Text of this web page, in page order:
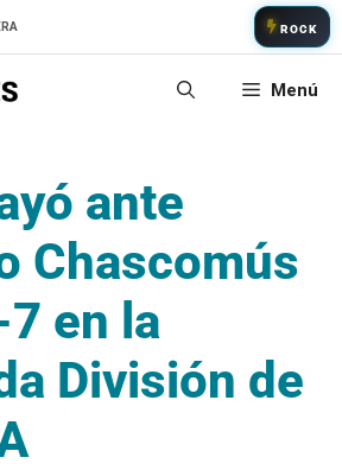
ROCK
Menú
ante
Chascomús
en la
División de